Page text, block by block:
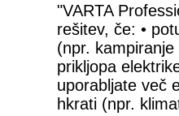
"VARTA
rešitev, če: •
(npr.
prikljopa
uporabljate več
hkrati (npr.